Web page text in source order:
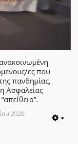
ες που
πανδημίας,
Ασφαλείας
2020